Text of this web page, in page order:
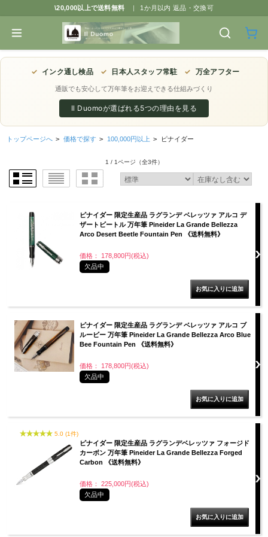
\20,000以上で送料無料 | 1か月以内 返品・交換可
✓ インク通し検品 ✓ 日本人スタッフ常駐 ✓ 万全アフター
通販でも安心して万年筆をお迎えできる仕組みづくり
Il Duomoが選ばれる5つの理由を見る
トップページへ > 価格で探す > 100,000円以上 > ピナイダー
1 / 1ページ （全3件）
ピナイダー 限定生産品 ラグランデ ベレッツァ アルコ デ
ザートビートル 万年筆 Pineider La Grande Bellezza
Arco Desert Beetle Fountain Pen 《送料無料》
価格： 178,800円(税込)
欠品中
ピナイダー 限定生産品 ラグランデ ベレッツァ アルコ ブ
ルービー 万年筆 Pineider La Grande Bellezza Arco Blue
Bee Fountain Pen 《送料無料》
価格： 178,800円(税込)
欠品中
5.0 (1件)
ピナイダー 限定生産品 ラグランデベレッツァ フォージド
カーボン 万年筆 Pineider La Grande Bellezza Forged
Carbon 《送料無料》
価格： 225,000円(税込)
欠品中